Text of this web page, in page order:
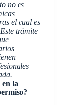
no es
el cual es
trámite
en la